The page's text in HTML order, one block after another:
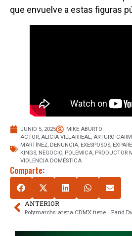
que envuelve a estas figuras
JUNIO 5, 2025
MIKE ABURTO
ACTOR, ALICIA VILLARREAL, ARTURO
MARTÍNEZ, DENUNCIA, EXESPOSOS,
KINGS, NEGOCIO, POLÉMICA, PRODUCTOR
VIOLENCIA DOMÉSTICA
Comparte:
ANTERIOR